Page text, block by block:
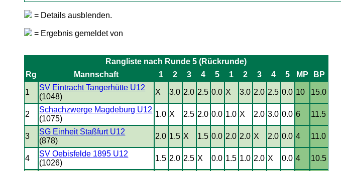
= Details ausblenden.
= Ergebnis gemeldet von
Rangliste nach Runde 5 (Rückrunde)
Rg
Mannschaft 1 2 3 4 5 1 2 3 4 5 MP BP
1
SV Eintracht Tangerhütte U12
(1048)
X 3.0 2.0 2.5 0.0 X 3.0 2.0 2.5 0.0 10 15.0
2
Schachzwerge Magdeburg U12
(1075)
1.0 X 2.5 2.0 0.0 1.0 X 2.0 3.0 0.0 6 11.5
3
SG Einheit Staßfurt U12
(878)
2.0 1.5 X 1.5 0.0 2.0 2.0 X 2.0 0.0 4 11.0
4
SV Oebisfelde 1895 U12
(1026)
1.5 2.0 2.5 X 0.0 1.5 1.0 2.0 X 0.0 4 10.5